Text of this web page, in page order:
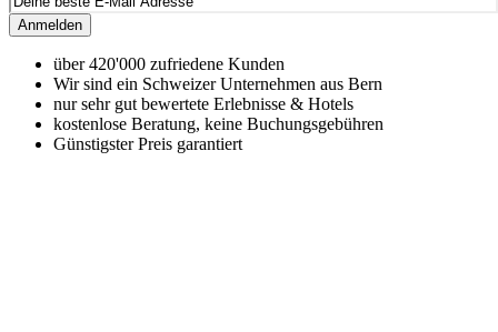
Anmelden
über 420'000 zufriedene Kunden
Wir sind ein Schweizer Unternehmen aus Bern
nur sehr gut bewertete Erlebnisse & Hotels
kostenlose Beratung, keine Buchungsgebühren
Günstigster Preis garantiert